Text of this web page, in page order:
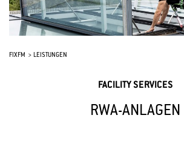
FIXFM LEISTUNGEN
FACILITY SERVICES
RWA-ANLAGEN